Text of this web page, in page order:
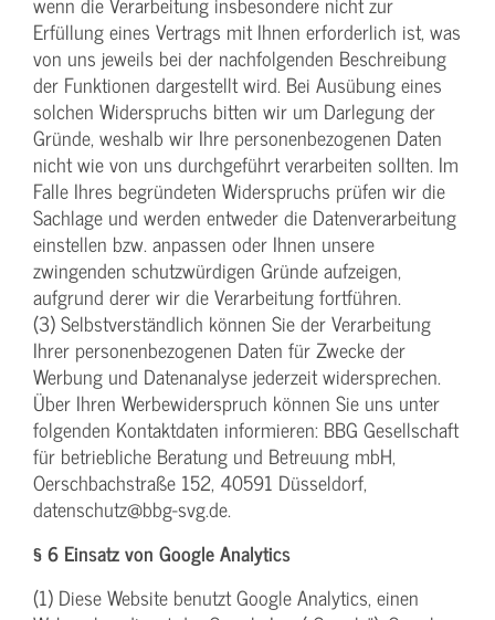
Erfüllung eines Vertrags mit Ihnen erforderlich ist, was
von uns jeweils bei der nachfolgenden Beschreibung
der Funktionen dargestellt wird. Bei Ausübung eines
solchen Widerspruchs bitten wir um Darlegung der
Gründe, weshalb wir Ihre personenbezogenen Daten
nicht wie von uns durchgeführt verarbeiten sollten. Im
Falle Ihres begründeten Widerspruchs prüfen wir die
Sachlage und werden entweder die Datenverarbeitung
einstellen bzw. anpassen oder Ihnen unsere
zwingenden schutzwürdigen Gründe aufzeigen,
aufgrund derer wir die Verarbeitung fortführen.
(3) Selbstverständlich können Sie der Verarbeitung
Ihrer personenbezogenen Daten für Zwecke der
Werbung und Datenanalyse jederzeit widersprechen.
Über Ihren Werbewiderspruch können Sie uns unter
folgenden Kontaktdaten informieren: BBG Gesellschaft
für betriebliche Beratung und Betreuung mbH,
Oerschbachstraße 152, 40591 Düsseldorf,
datenschutz@bbg-svg.de.
§ 6 Einsatz von Google Analytics
(1) Diese Website benutzt Google Analytics, einen